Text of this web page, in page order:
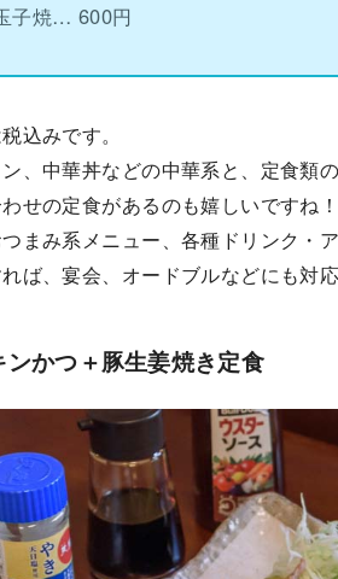
子焼… 600円
込みです。
、中華丼などの中華系と、定食類の
せの定食があるのも嬉しいですね！
まみ系メニュー、各種ドリンク・
ば、宴会、オードブルなどにも対応
ンかつ＋豚生姜焼き定食